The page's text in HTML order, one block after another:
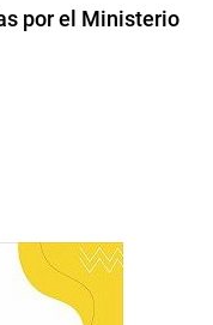
por el Ministerio